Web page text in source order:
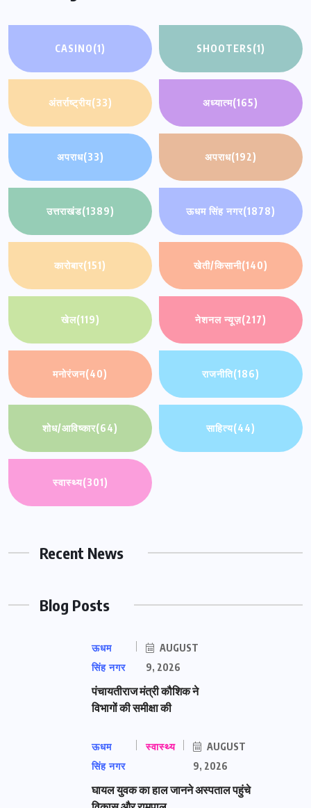
CASINO(1) SHOOTERS(1)
अंतर्राष्ट्रीय(33) अध्यात्म(165)
अपराध(33) अपराध(192)
उत्तराखंड(1389) ऊधम सिंह नगर(1878)
कारोबार(151) खेती/किसानी(140)
खेल(119) नेशनल न्यूज़(217)
मनोरंजन(40) राजनीति(186)
शोध/आविष्कार(64) साहित्य(44)
स्वास्थ्य(301)
Recent News
Blog Posts
ऊधम
सिंह नगर
AUGUST
9, 2026
पंचायतीराज मंत्री कौशिक ने
विभागों की समीक्षा की
ऊधम
सिंह नगर
स्वास्थ्य
AUGUST
9, 2026
घायल युवक का हाल जानने अस्पताल पहुंचे